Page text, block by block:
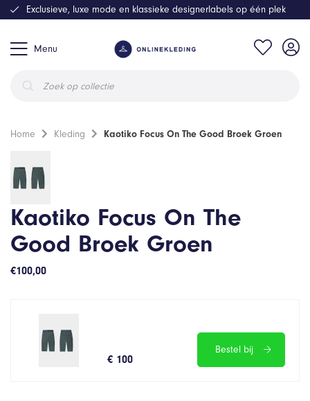
Menu
zoeken
Exclusieve, luxe mode en klassieke designerlabels op één plek
Home Kleding Kaotiko Focus On The Good Broek Groen
Kaotiko Focus On The
Good Broek Groen
€100,00
€ 100
Bestel bij